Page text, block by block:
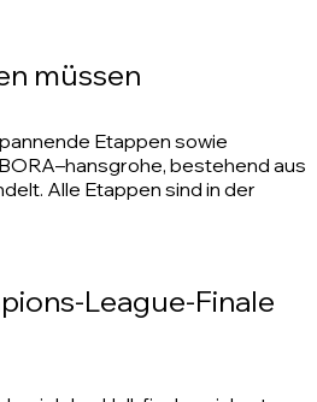
müssen
Etappen sowie
bestehend aus
Alle Etappen sind in der
League-Finale